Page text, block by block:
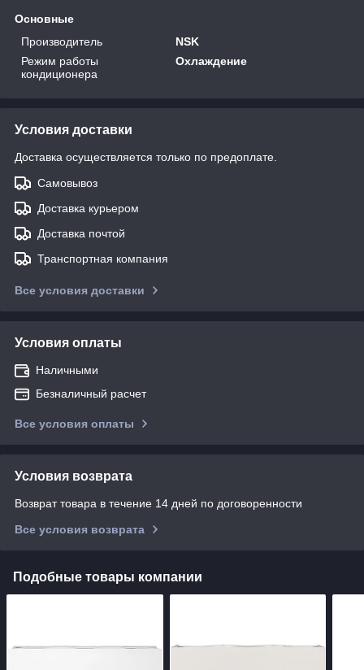
Основные
Производитель
NSK
Режим работы
кондиционера
Охлаждение
Условия доставки
Доставка осуществляется только по предоплате.
Самовывоз
Доставка курьером
Доставка почтой
Транспортная компания
Все условия доставки
Условия оплаты
Наличными
Безналичный расчет
Все условия оплаты
Условия возврата
Возврат товара в течение 14 дней по договоренности
Все условия возврата
Подобные товары компании